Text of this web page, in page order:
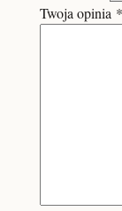
Twoja opinia *